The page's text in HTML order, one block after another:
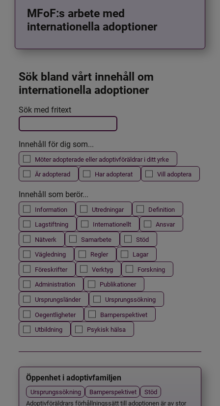
MFoF:s arbete med
internationella adoptioner
Sök bland vårt innehåll om
internationella adoptioner
Filtrera resultatet
Det här formuläret postas automatiskt
Sök med fritext
Innehåll för dig som...
Möter adopterade eller adoptivföräldrar i ditt yrke
Är adopterad
Har adopterat Vill adoptera
Innehåll som berör...
Information Utredningar
Definition
Lagstiftning
Internationellt
Ansvar
Nätverk
Samarbete
Stöd
Vägledning
Regler
Lagar
Föreskrifter
Verktyg
Forskning
Administration
Publikationer
Ursprungsländer
Ursprungssökning
Oegentligheter
Barnperspektivet
Utbildning
Psykisk hälsa
Öppenhet i adoptivfamiljen
Ursprungssökning Barnperspektivet
Stöd
Adoptivföräldrars förhållningssätt till adoptionen är av stor